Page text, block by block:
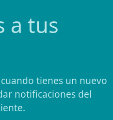
tienes un nuevo
notificaciones del